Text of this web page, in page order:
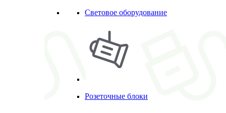
Световое оборудование
Розеточные блоки